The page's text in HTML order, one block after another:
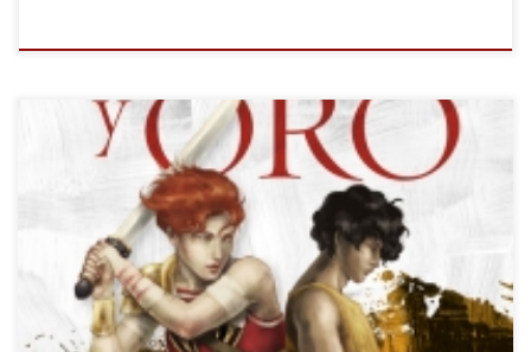
El mundo de la Antigua Grecia y su mitología cobra vida en la
nueva novela fantasy de Iria G. Parente y Selene M. Pascual, Rojo y
oro, en la editorial Alfaguara. Los dioses griegos son conocidos por
sus excesos y comportamientos tremendamente humanos; su
reflejo en esta novela no será una excepción. […]